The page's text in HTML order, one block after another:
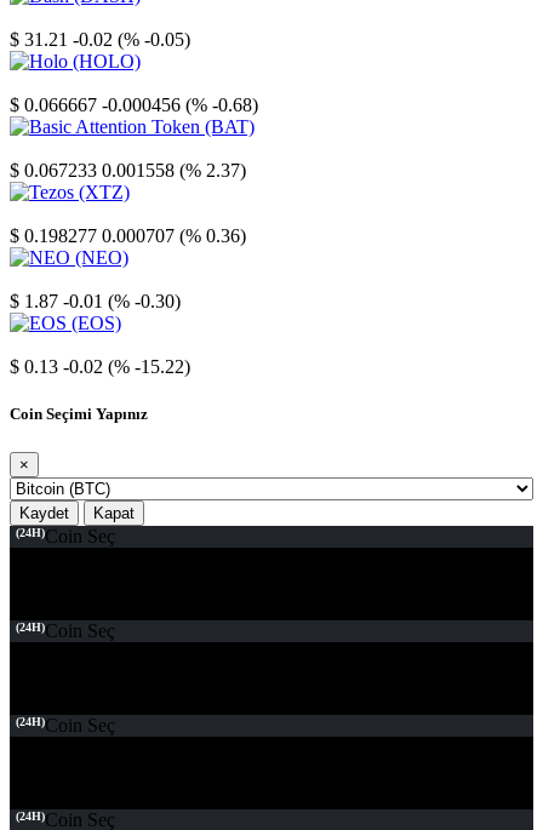
$ 31.21 -0.02 (% -0.05)
$ 0.066667 -0.000456 (% -0.68)
$ 0.067233 0.001558 (% 2.37)
$ 0.198277 0.000707 (% 0.36)
$ 1.87 -0.01 (% -0.30)
$ 0.13 -0.02 (% -15.22)
Coin Seçimi Yapınız
×
Kaydet Kapat
(24H)Coin Seç
(24H)Coin Seç
(24H)Coin Seç
(24H)Coin Seç